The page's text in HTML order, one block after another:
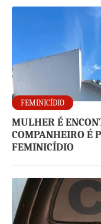
FEMINICÍDIO
MULHER É
COMPANHEIRO É
FEMINICÍDIO